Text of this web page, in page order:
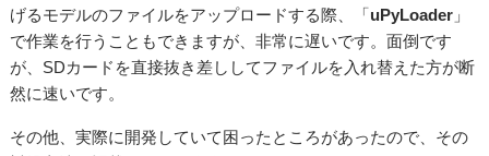
げるモデルのファイルをアップロードする際、「 uPyLoader 」
で作業を行うこともできますが、非常に遅いです。面倒です
が、SDカードを直接抜き差ししてファイルを入れ替えた方が断
然に速いです。
その他、実際に開発していて困ったところがあったので、その